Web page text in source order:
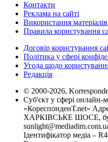
Контакти
Реклама на сайті
Використання
Правила користування
Договір користування
Політика у сфері
Угода щодо
Редакція
© 2000-2026,
Суб'єкт у сфері онлайн-
«КореспонденТ.net»
ХАРКІВСЬКЕ ШОСЕ,
Ідентифікатор медіа –